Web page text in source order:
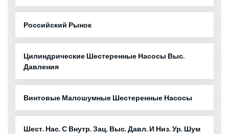
Российский Рынок
Цилиндрические Шестеренные Насосы Выс.
Давления
Винтовые Малошумные Шестеренные Насосы
Шест. Нас. С Внутр. Зац. Выс. Давл. И Низ. Ур. Шум